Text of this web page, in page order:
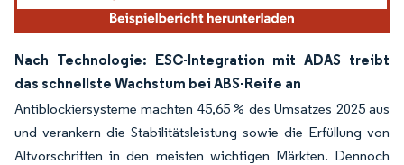
Nach Technologie: ESC-Integration mit ADAS treibt
das schnellste Wachstum bei ABS-Reife an
Antiblockiersysteme machten 45,65 % des Umsatzes 2025 aus
und verankern die Stabilitätsleistung sowie die Erfüllung von
Altvorschriften in den meisten wichtigen Märkten. Dennoch